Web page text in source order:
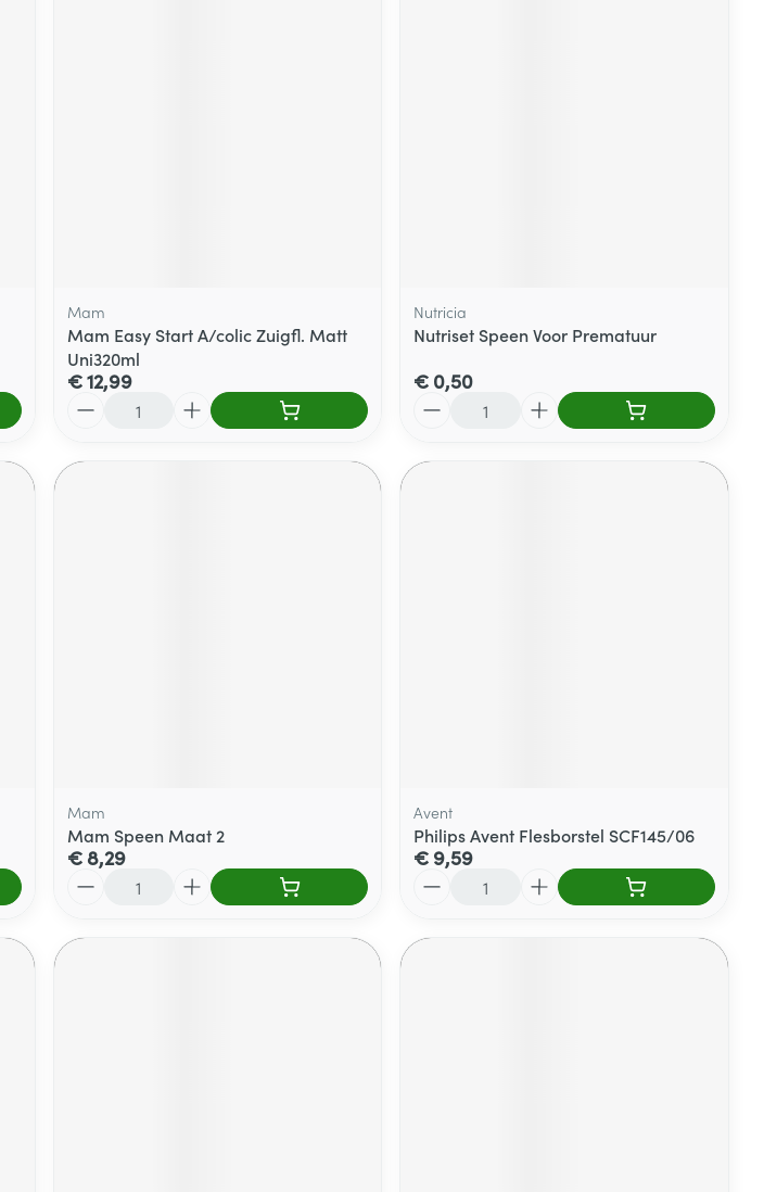
Mam
Mam Easy Start A/colic Zuigfl. Matt
Uni320ml
€ 12,99
Nutricia
Nutriset Speen Voor Prematuur
€ 0,50
Mam
Mam Speen Maat 2
€ 8,29
Avent
Philips Avent Flesborstel SCF145/06
€ 9,59